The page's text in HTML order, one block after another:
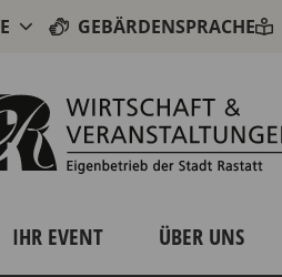
GEBÄRDENSPRACHE
IHR EVENT ÜBER UNS